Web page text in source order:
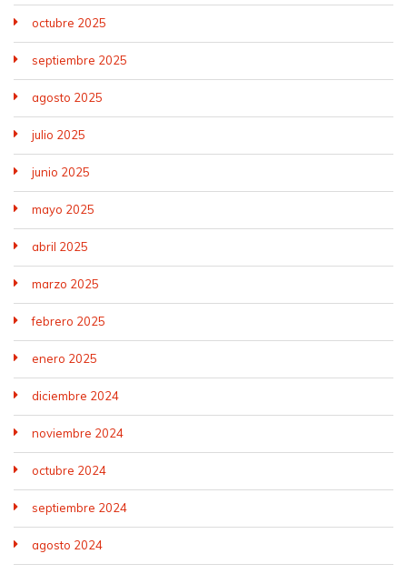
octubre 2025
septiembre 2025
agosto 2025
julio 2025
junio 2025
mayo 2025
abril 2025
marzo 2025
febrero 2025
enero 2025
diciembre 2024
noviembre 2024
octubre 2024
septiembre 2024
agosto 2024